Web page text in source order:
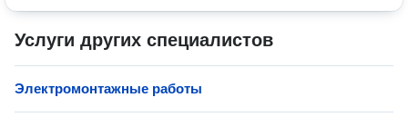
Услуги других специалистов
Электромонтажные работы